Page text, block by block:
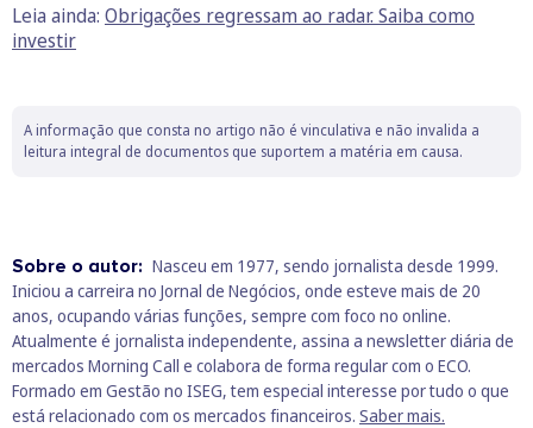
Leia ainda: Obrigações regressam ao radar. Saiba como
investir
A informação que consta no artigo não é vinculativa e não invalida a
leitura integral de documentos que suportem a matéria em causa.
Sobre o autor: Nasceu em 1977, sendo jornalista desde 1999.
Iniciou a carreira no Jornal de Negócios, onde esteve mais de 20
anos, ocupando várias funções, sempre com foco no online.
Atualmente é jornalista independente, assina a newsletter diária de
mercados Morning Call e colabora de forma regular com o ECO.
Formado em Gestão no ISEG, tem especial interesse por tudo o que
está relacionado com os mercados financeiros. Saber mais.